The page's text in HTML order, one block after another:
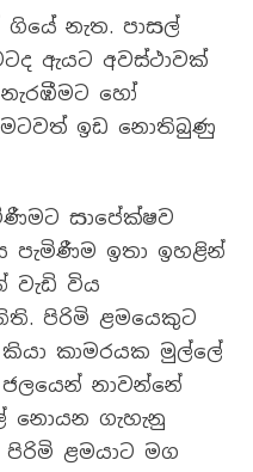
නැත. පාසල්
ඇයට අවස්ථාවක්
හෝ
ඉඩ නොතිබුණු
සාපේක්ෂව
පැමිණීම ඉතා ඉහළින්
වැඩි විය
පිරිමි ළමයෙකුට
කාමරයක මුල්ලේ
නාවන්නේ
නොයන ගැහැනු
පිරිමි ළමයාට මග